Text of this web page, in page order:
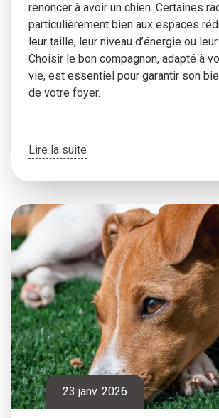
renoncer à avoir un chien. Certaines
particulièrement bien aux espaces
leur taille, leur niveau d’énergie ou
Choisir le bon compagnon, adapté à
vie, est essentiel pour garantir son
de votre foyer.
Lire la suite
23 janv. 2026